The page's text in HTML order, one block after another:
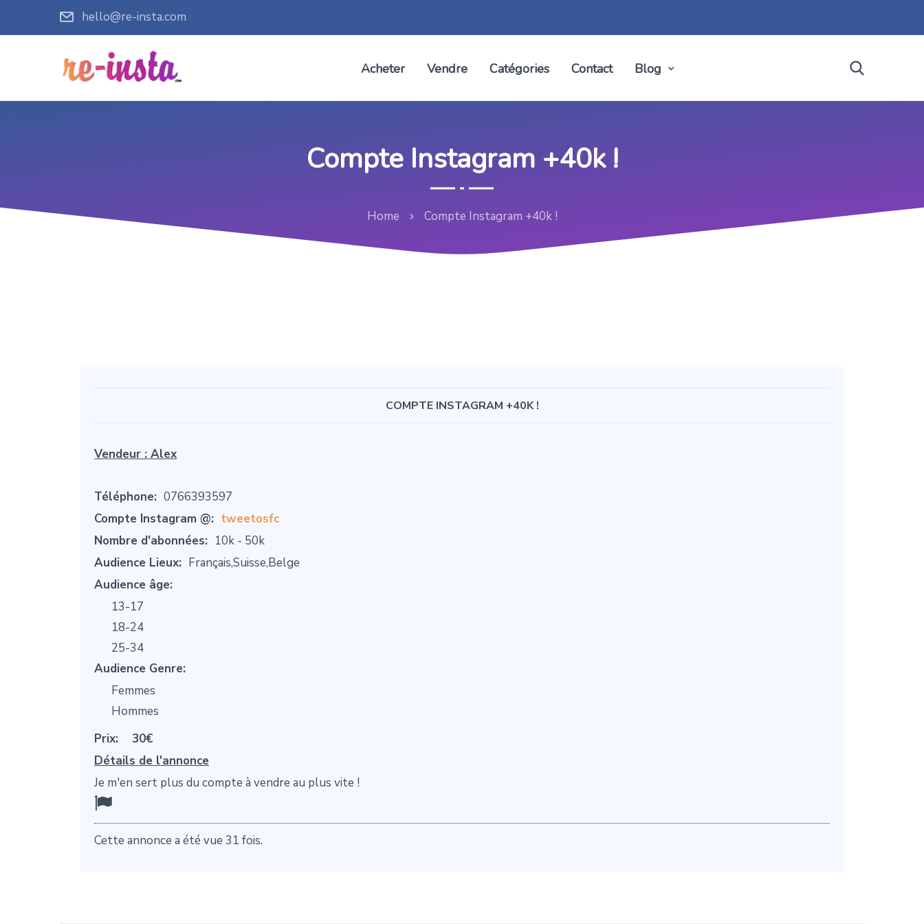
hello@re-insta.com
Acheter Vendre Catégories Contact Blog
Compte Instagram +40k !
Home Compte Instagram +40k !
COMPTE INSTAGRAM +40K !
Vendeur : Alex
Téléphone: 0766393597
Compte Instagram @: tweetosfc
Nombre d'abonnées: 10k - 50k
Audience Lieux: Français,Suisse,Belge
Audience âge:
13-17
18-24
25-34
Audience Genre:
Femmes
Hommes
Prix:
30€
Détails de l'annonce
Je m'en sert plus du compte à vendre au plus vite !
Cette annonce a été vue 31 fois.